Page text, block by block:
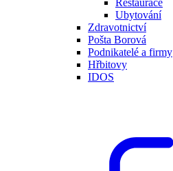
Restaurace
Ubytování
Zdravotnictví
Pošta Borová
Podnikatelé a firmy
Hřbitovy
IDOS